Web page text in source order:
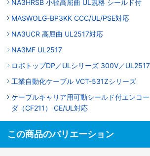
NA3HRSB 小径高屈曲 UL規格 シールド付
MASWOLG-BP3KK CCC/UL/PSE対応
NA3UCR 高屈曲 UL2517対応
NA3MF UL2517
ロボトップDP／ULシリーズ 300V／UL2517
工業自動化ケーブル VCT-531Zシリーズ
ケーブルキャリア用可動シールド付エンコ
ダ（CF211） CE/UL対応
この商品のバリエーション